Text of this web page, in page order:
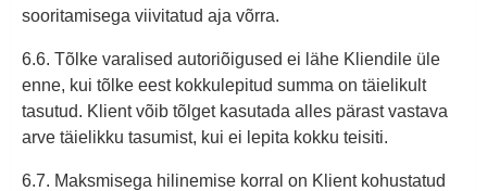
sooritamisega viivitatud aja võrra.
6.6. Tõlke varalised autoriõigused ei lähe Kliendile üle
enne, kui tõlke eest kokkulepitud summa on täielikult
tasutud. Klient võib tõlget kasutada alles pärast vastava
arve täielikku tasumist, kui ei lepita kokku teisiti.
6.7. Maksmisega hilinemise korral on Klient kohustatud